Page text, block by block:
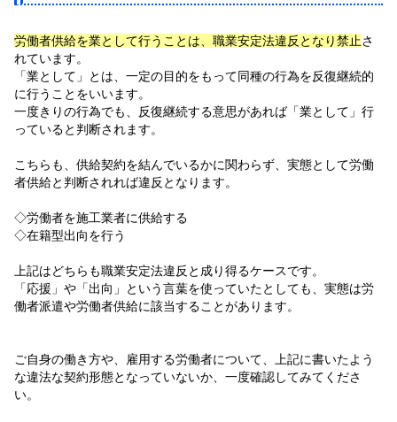
労働者供給を業として行うことは、職業安定法違反となり禁止さ
れています。
「業として」とは、一定の目的をもって同種の行為を反復継続的
に行うことをいいます。
一度きりの行為でも、反復継続する意思があれば「業として」行
っていると判断されます。
こちらも、供給契約を結んでいるかに関わらず、実態として労働
者供給と判断されれば違反となります。
◇労働者を施工業者に供給する
◇在籍型出向を行う
上記はどちらも職業安定法違反と成り得るケースです。
「応援」や「出向」という言葉を使っていたとしても、実態は労
働者派遣や労働者供給に該当することがあります。
ご自身の働き方や、雇用する労働者について、上記に書いたよう
な違法な契約形態となっていないか、一度確認してみてくださ
い。